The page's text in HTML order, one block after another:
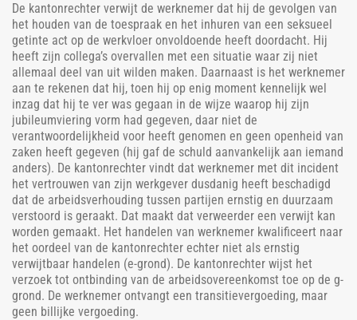
De kantonrechter verwijt de werknemer dat hij de gevolgen van
het houden van de toespraak en het inhuren van een seksueel
getinte act op de werkvloer onvoldoende heeft doordacht. Hij
heeft zijn collega’s overvallen met een situatie waar zij niet
allemaal deel van uit wilden maken. Daarnaast is het werknemer
aan te rekenen dat hij, toen hij op enig moment kennelijk wel
inzag dat hij te ver was gegaan in de wijze waarop hij zijn
jubileumviering vorm had gegeven, daar niet de
verantwoordelijkheid voor heeft genomen en geen openheid van
zaken heeft gegeven (hij gaf de schuld aanvankelijk aan iemand
anders). De kantonrechter vindt dat werknemer met dit incident
het vertrouwen van zijn werkgever dusdanig heeft beschadigd
dat de arbeidsverhouding tussen partijen ernstig en duurzaam
verstoord is geraakt. Dat maakt dat verweerder een verwijt kan
worden gemaakt. Het handelen van werknemer kwalificeert naar
het oordeel van de kantonrechter echter niet als ernstig
verwijtbaar handelen (e-grond). De kantonrechter wijst het
verzoek tot ontbinding van de arbeidsovereenkomst toe op de g-
grond. De werknemer ontvangt een transitievergoeding, maar
geen billijke vergoeding.